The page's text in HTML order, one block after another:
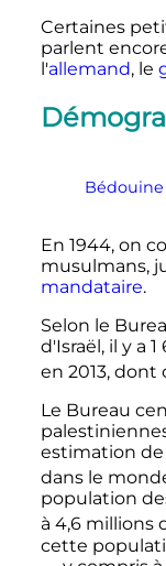
Certaines
parlent
l'allemand, le
Bédouine
En 1944, on
musulmans,
mandataire.
Selon le
d'Israël, il y a
en 2013, dont
Le Bureau
estimation de
dans le
population
à 4,6 millions
cette